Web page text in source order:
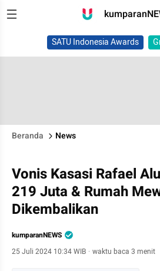
SATU Indonesia Awards
Beranda News
Vonis Kasasi Rafael
219 Juta & Rumah
Dikembalikan
kumparanNEWS
25 Juli 2024 10:34 WIB · waktu baca 3 menit